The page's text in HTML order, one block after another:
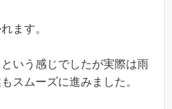
ます。
いう感じでしたが実際は雨
スムーズに進みました。